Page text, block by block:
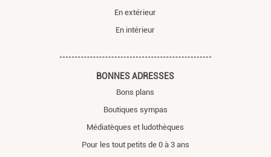
En extérieur
En intérieur
BONNES ADRESSES
Bons plans
Boutiques sympas
Médiatèques et ludothèques
Pour les tout petits de 0 à 3 ans